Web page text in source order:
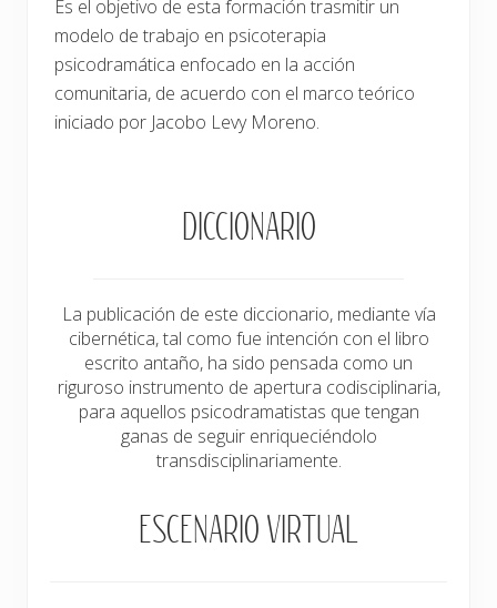
Es el objetivo de esta formación trasmitir un
modelo de trabajo en psicoterapia
psicodramática enfocado en la acción
comunitaria, de acuerdo con el marco teórico
iniciado por Jacobo Levy Moreno.
DICCIONARIO
La publicación de este diccionario, mediante vía
cibernética, tal como fue intención con el libro
escrito antaño, ha sido pensada como un
riguroso instrumento de apertura codisciplinaria,
para aquellos psicodramatistas que tengan
ganas de seguir enriqueciéndolo
transdisciplinariamente.
ESCENARIO VIRTUAL